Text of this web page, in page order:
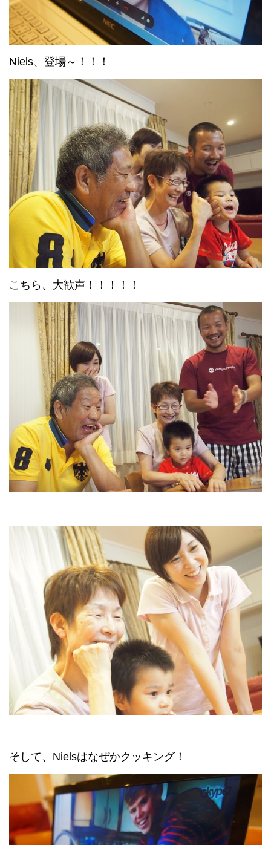
Niels、登場～！！！
こちら、大歓声！！！！！
そして、Nielsはなぜかクッキング！